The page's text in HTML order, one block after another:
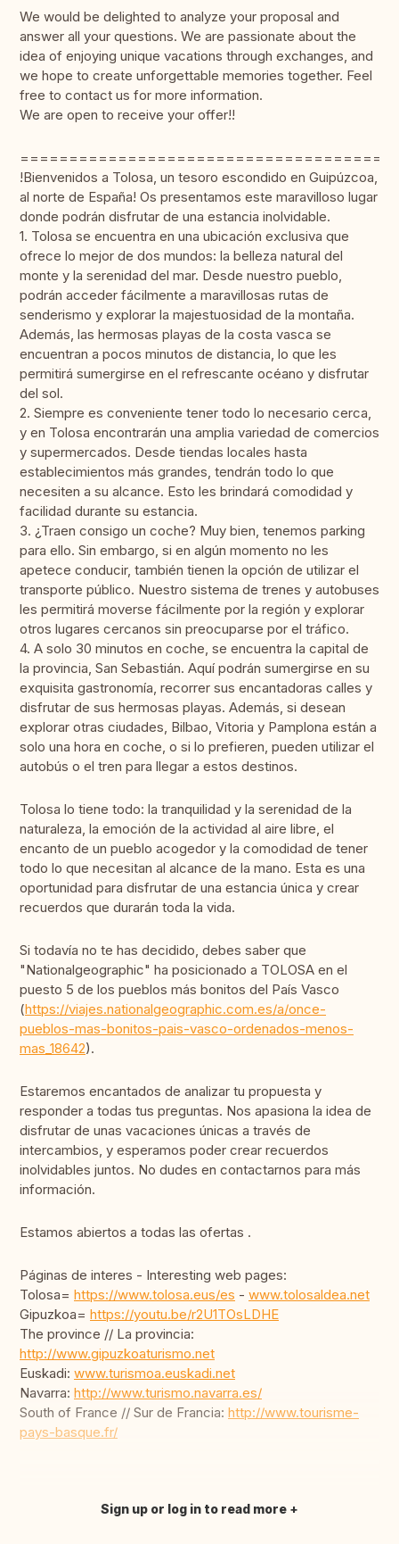
We would be delighted to analyze your proposal and
answer all your questions. We are passionate about the
idea of enjoying unique vacations through exchanges, and
we hope to create unforgettable memories together. Feel
free to contact us for more information.
We are open to receive your offer!!
!Bienvenidos a Tolosa, un tesoro escondido en Guipúzcoa,
al norte de España! Os presentamos este maravilloso lugar
donde podrán disfrutar de una estancia inolvidable.
1. Tolosa se encuentra en una ubicación exclusiva que
ofrece lo mejor de dos mundos: la belleza natural del
monte y la serenidad del mar. Desde nuestro pueblo,
podrán acceder fácilmente a maravillosas rutas de
senderismo y explorar la majestuosidad de la montaña.
Además, las hermosas playas de la costa vasca se
encuentran a pocos minutos de distancia, lo que les
permitirá sumergirse en el refrescante océano y disfrutar
del sol.
2. Siempre es conveniente tener todo lo necesario cerca,
y en Tolosa encontrarán una amplia variedad de comercios
y supermercados. Desde tiendas locales hasta
establecimientos más grandes, tendrán todo lo que
necesiten a su alcance. Esto les brindará comodidad y
facilidad durante su estancia.
3. ¿Traen consigo un coche? Muy bien, tenemos parking
para ello. Sin embargo, si en algún momento no les
apetece conducir, también tienen la opción de utilizar el
transporte público. Nuestro sistema de trenes y autobuses
les permitirá moverse fácilmente por la región y explorar
otros lugares cercanos sin preocuparse por el tráfico.
4. A solo 30 minutos en coche, se encuentra la capital de
la provincia, San Sebastián. Aquí podrán sumergirse en su
exquisita gastronomía, recorrer sus encantadoras calles y
disfrutar de sus hermosas playas. Además, si desean
explorar otras ciudades, Bilbao, Vitoria y Pamplona están a
solo una hora en coche, o si lo prefieren, pueden utilizar el
autobús o el tren para llegar a estos destinos.
Tolosa lo tiene todo: la tranquilidad y la serenidad de la
naturaleza, la emoción de la actividad al aire libre, el
encanto de un pueblo acogedor y la comodidad de tener
todo lo que necesitan al alcance de la mano. Esta es una
oportunidad para disfrutar de una estancia única y crear
recuerdos que durarán toda la vida.
Si todavía no te has decidido, debes saber que
"Nationalgeographic" ha posicionado a TOLOSA en el
puesto 5 de los pueblos más bonitos del País Vasco
(https://viajes.nationalgeographic.com.es/a/once-
pueblos-mas-bonitos-pais-vasco-ordenados-menos-
mas_18642).
Estaremos encantados de analizar tu propuesta y
responder a todas tus preguntas. Nos apasiona la idea de
disfrutar de unas vacaciones únicas a través de
intercambios, y esperamos poder crear recuerdos
inolvidables juntos. No dudes en contactarnos para más
información.
Estamos abiertos a todas las ofertas .
Páginas de interes - Interesting web pages:
Tolosa= https://www.tolosa.eus/es - www.tolosaldea.net
Gipuzkoa= https://youtu.be/r2U1TOsLDHE
The province // La provincia:
http://www.gipuzkoaturismo.net
Euskadi: www.turismoa.euskadi.net
Navarra: http://www.turismo.navarra.es/
South of France // Sur de Francia: http://www.tourisme-
pays-basque.fr/
Translate this
Sign up or log in to read more